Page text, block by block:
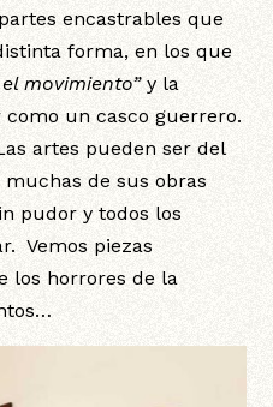
encastrables que
forma, en los que
movimiento”y la
un casco guerrero.
artes pueden ser del
de sus obras
pudor y todos los
Vemos piezas
los horrores de la